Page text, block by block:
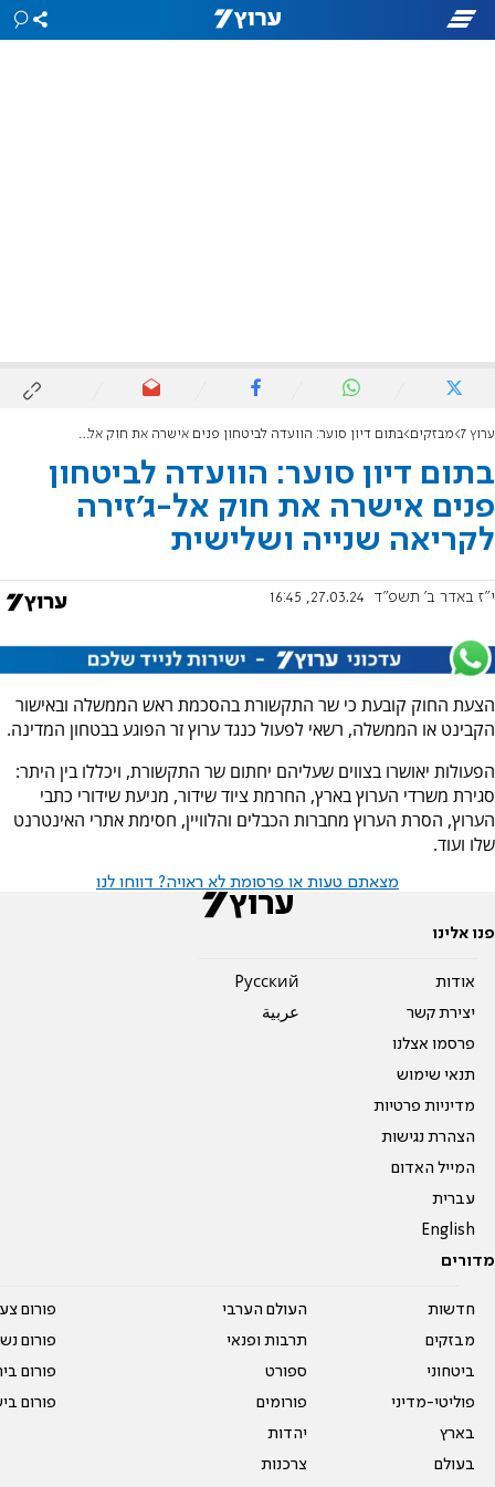
ערוץ 7 מבזקים בתום דיון סוער: הוועדה לביטחון פנים אישרה את חוק אל-ג'זירה לקריאה שנייה ושלישית
בתום דיון סוער: הוועדה לביטחון
פנים אישרה את חוק אל-ג'זירה
לקריאה שנייה ושלישית
י"ז באדר ב׳ תשפ"ד 27.03.24, 16:45
הצעת החוק קובעת כי שר התקשורת בהסכמת ראש הממשלה ובאישור
הקבינט או הממשלה, רשאי לפעול כנגד ערוץ זר הפוגע בבטחון המדינה.
הפעולות יאושרו בצווים שעליהם יחתום שר התקשורת, ויכללו בין היתר:
סגירת משרדי הערוץ בארץ, החרמת ציוד שידור, מניעת שידורי כתבי
הערוץ, הסרת הערוץ מחברות הכבלים והלוויין, חסימת אתרי האינטרנט
שלו ועוד.
מצאתם טעות או פרסומת לא ראויה? דווחו לנו
פנו אלינו
אודות
יצירת קשר
פרסמו אצלנו
תנאי שימוש
מדיניות פרטיות
הצהרת נגישות
המייל האדום
עברית
English
Pусский
عربية
מדורים
חדשות
מבזקים
ביטחוני
פוליטי-מדיני
בארץ
בעולם
העולם הערבי
תרבות ופנאי
ספורט
פורומים
יהדות
צרכנות
פורום
פורום
פורום
פורום